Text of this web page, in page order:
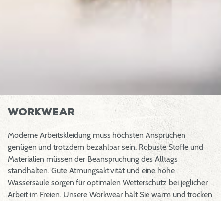
Workwear
Moderne Arbeitskleidung muss höchsten Ansprüchen
genügen und trotzdem bezahlbar sein. Robuste Stoffe und
Materialien müssen der Beanspruchung des Alltags
standhalten. Gute Atmungsaktivität und eine hohe
Wassersäule sorgen für optimalen Wetterschutz bei jeglicher
Arbeit im Freien. Unsere Workwear hält Sie warm und trocken